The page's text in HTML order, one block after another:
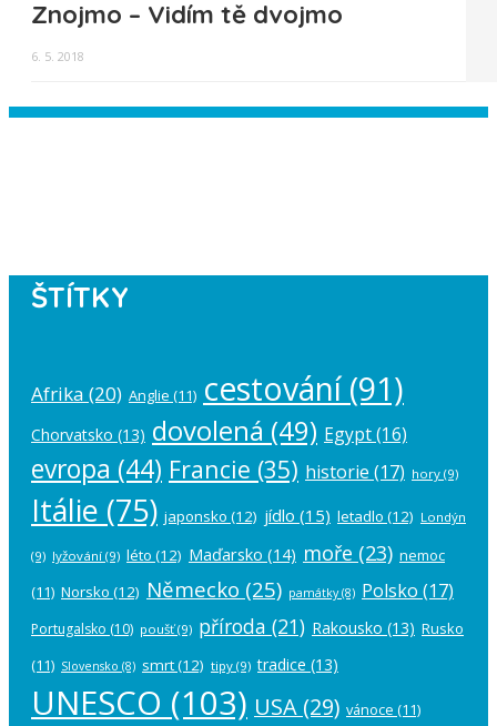
Znojmo – Vidím tě dvojmo
6. 5. 2018
ŠTÍTKY
Afrika (20) Anglie (11) cestování(91)
Chorvatsko (13) dovolená (49) Egypt(16)
evropa (44) Francie (35) historie (17) hory (9)
Itálie (75) japonsko (12) jídlo (15) letadlo (12) Londýn
(9) lyžování (9) léto (12) Maďarsko (14) moře (23) nemoc
(11) Norsko (12) Německo (25) památky(8) Polsko (17)
Portugalsko (10) poušť(9) příroda (21) Rakousko (13) Rusko
(11) Slovensko (8) smrt(12) tipy (9) tradice (13)
UNESCO (103) USA (29) vánoce (11)